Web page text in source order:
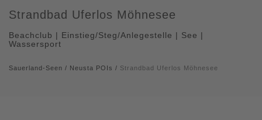
Strandbad Uferlos Möhnesee
Beachclub | Einstieg/Steg/Anlegestelle | See |
Wassersport
Sauerland-Seen / Neusta POIs / Strandbad Uferlos Möhnesee